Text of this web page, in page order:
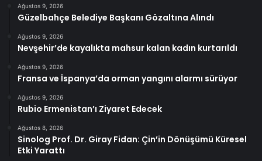
Ağustos 9, 2026
Güzelbahçe Belediye Başkanı Gözaltına Alındı
Ağustos 9, 2026
Nevşehir’de kayalıkta mahsur kalan kadın kurtarıldı
Ağustos 9, 2026
Fransa ve İspanya’da orman yangını alarmı sürüyor
Ağustos 9, 2026
Rubio Ermenistan’ı Ziyaret Edecek
Ağustos 8, 2026
Sinolog Prof. Dr. Giray Fidan: Çin’in Dönüşümü Küresel
Etki Yarattı